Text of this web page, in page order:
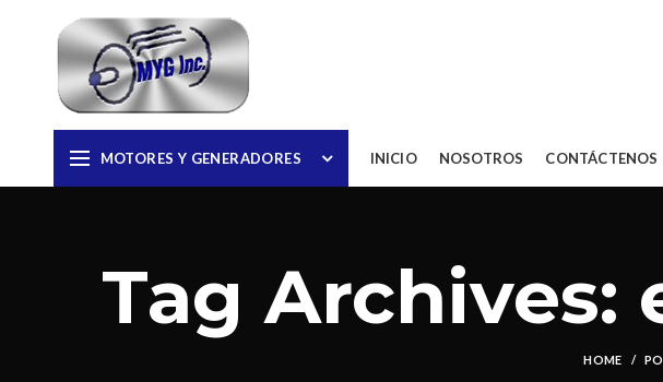
MOTORES Y GENERADORES INICIO NOSOTROS CONTÁCTENOS
Tag Archives:
HOME